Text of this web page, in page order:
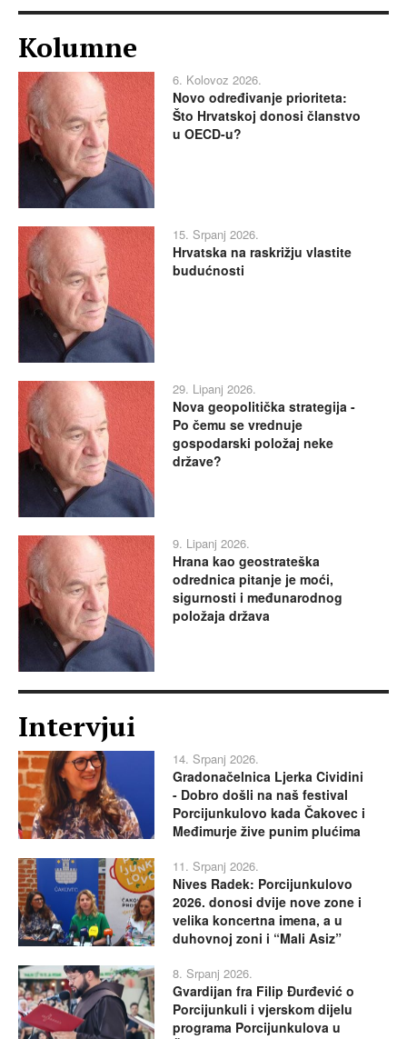
Kolumne
6. Kolovoz 2026.
Novo određivanje prioriteta:
Što Hrvatskoj donosi članstvo
u OECD-u?
15. Srpanj 2026.
Hrvatska na raskrižju vlastite
budućnosti
29. Lipanj 2026.
Nova geopolitička strategija -
Po čemu se vrednuje
gospodarski položaj neke
države?
9. Lipanj 2026.
Hrana kao geostrateška
odrednica pitanje je moći,
sigurnosti i međunarodnog
položaja država
Intervjui
14. Srpanj 2026.
Gradonačelnica Ljerka Cividini
- Dobro došli na naš festival
Porcijunkulovo kada Čakovec i
Međimurje žive punim plućima
11. Srpanj 2026.
Nives Radek: Porcijunkulovo
2026. donosi dvije nove zone i
velika koncertna imena, a u
duhovnoj zoni i “Mali Asiz”
8. Srpanj 2026.
Gvardijan fra Filip Đurđević o
Porcijunkuli i vjerskom dijelu
programa Porcijunkulova u